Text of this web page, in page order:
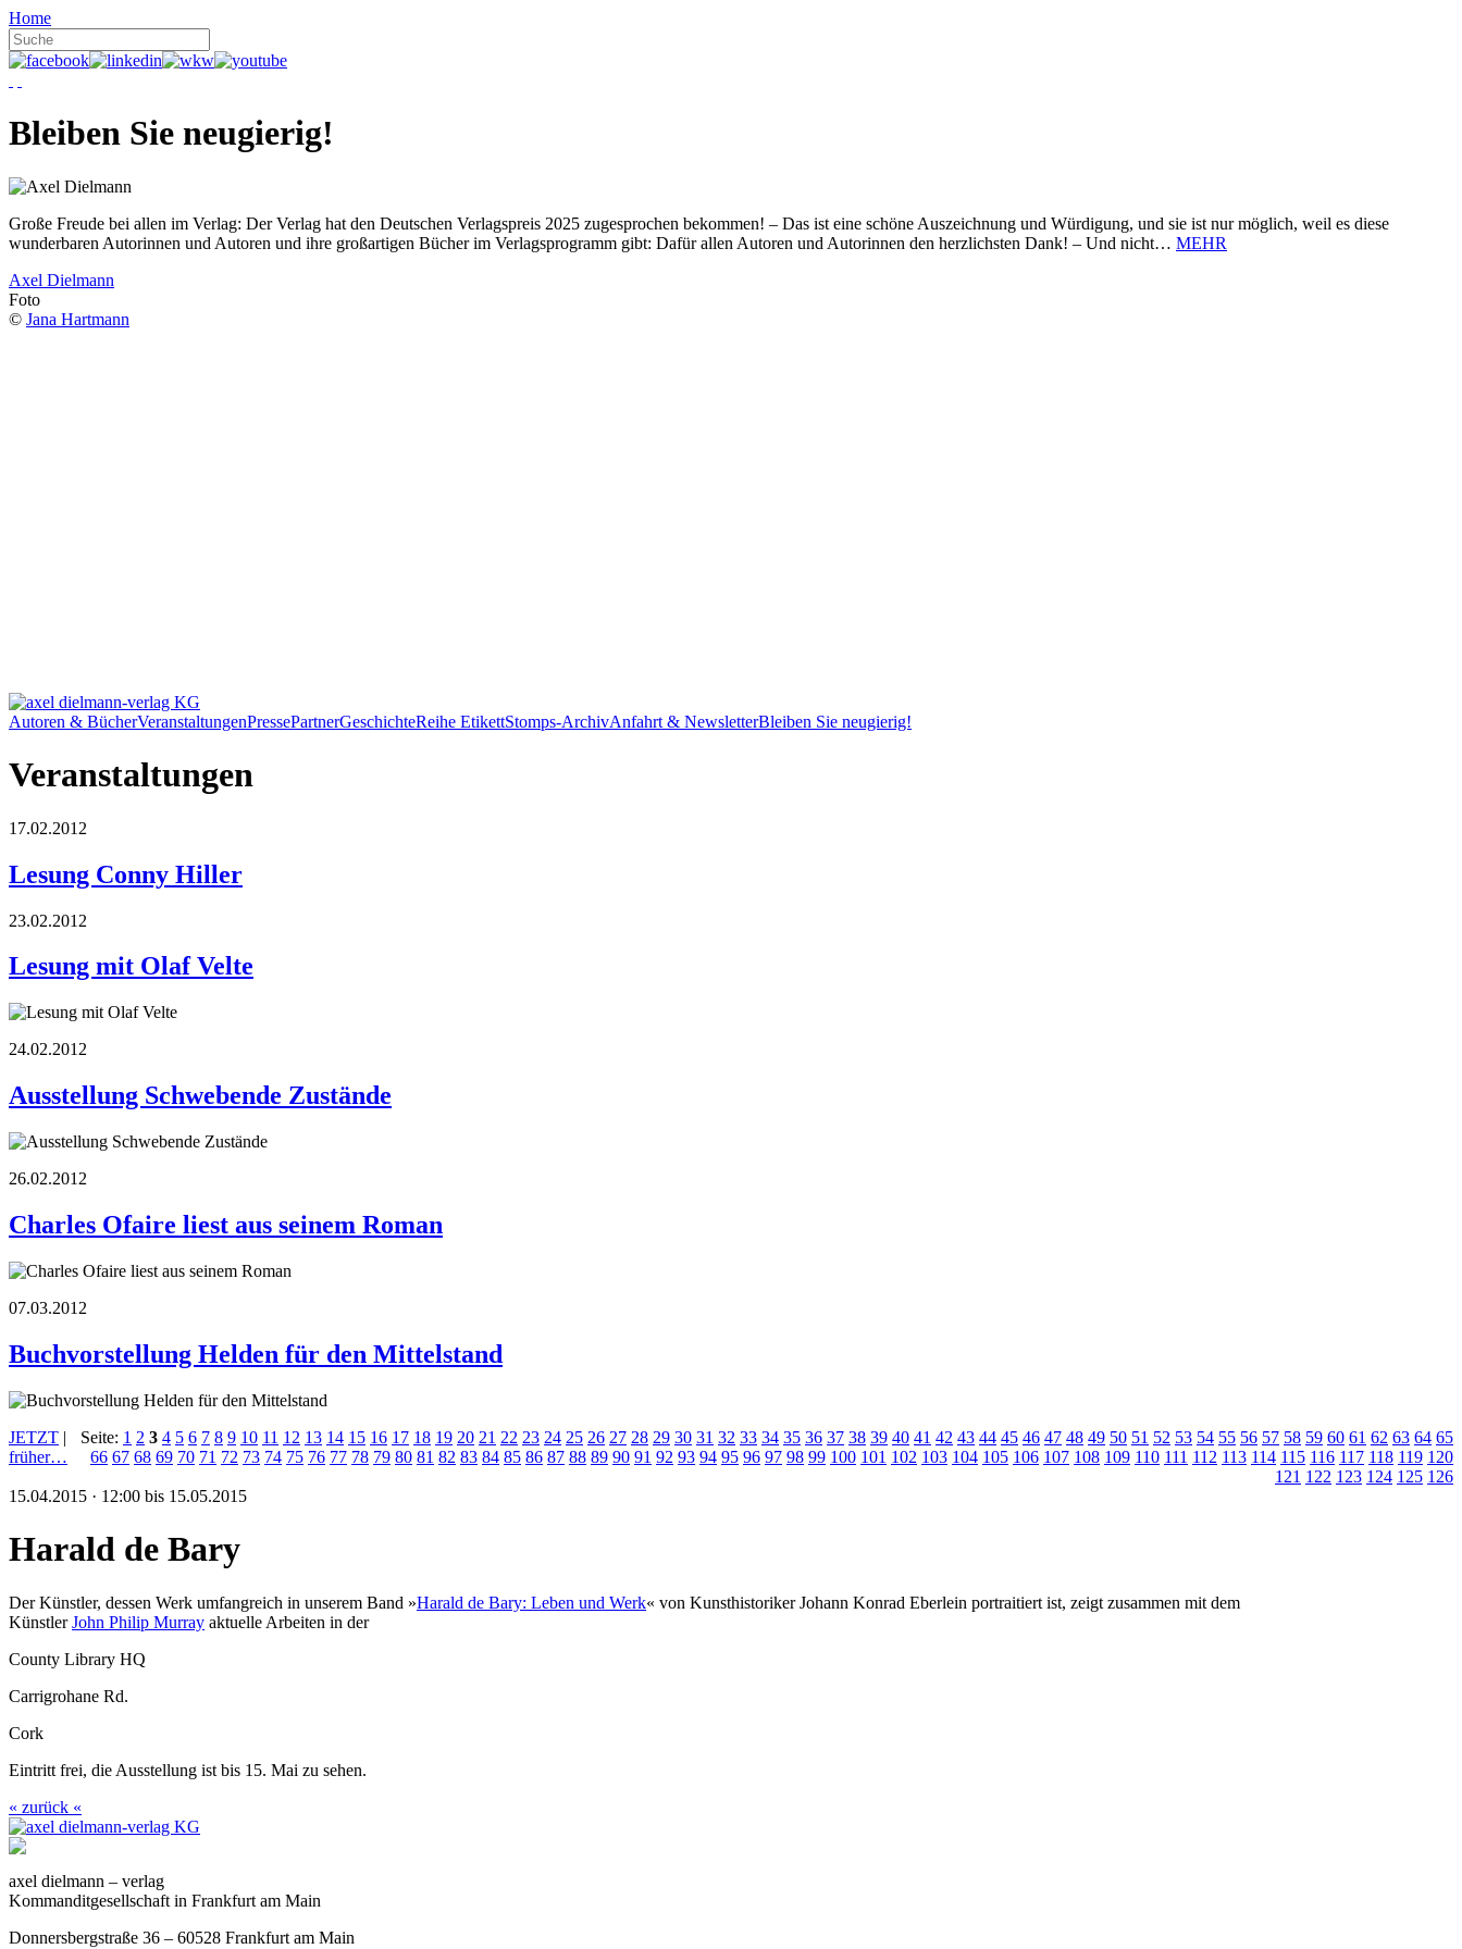
Home
Bleiben Sie neugierig!
Große Freude bei allen im Verlag: Der Verlag hat den Deutschen Verlagspreis 2025 zugesprochen bekommen! – Das ist eine schöne Auszeichnung und Würdigung, und sie ist nur möglich, weil es diese
wunderbaren Autorinnen und Autoren und ihre großartigen Bücher im Verlagsprogramm gibt: Dafür allen Autoren und Autorinnen den herzlichsten Dank! – Und nicht… MEHR
Axel Dielmann
Foto
© Jana Hartmann
Autoren & BücherVeranstaltungenPressePartnerGeschichteReihe EtikettStomps-ArchivAnfahrt & NewsletterBleiben Sie neugierig!
Veranstaltungen
17.02.2012
Lesung Conny Hiller
23.02.2012
Lesung mit Olaf Velte
24.02.2012
Ausstellung Schwebende Zustände
26.02.2012
Charles Ofaire liest aus seinem Roman
07.03.2012
Buchvorstellung Helden für den Mittelstand
JETZT |
früher…
Seite: 1 2 3 4 5 6 7 8 9 10 11 12 13 14 15 16 17 18 19 20 21 22 23 24 25 26 27 28 29 30 31 32 33 34 35 36 37 38 39 40 41 42 43 44 45 46 47 48 49 50 51 52 53 54 55 56 57 58 59 60 61 62 63 64 65
66 67 68 69 70 71 72 73 74 75 76 77 78 79 80 81 82 83 84 85 86 87 88 89 90 91 92 93 94 95 96 97 98 99 100 101 102 103 104 105 106 107 108 109 110 111 112 113 114 115 116 117 118 119 120
121 122 123 124 125 126
15.04.2015 · 12:00 bis 15.05.2015
Harald de Bary
Der Künstler, dessen Werk umfangreich in unserem Band »Harald de Bary: Leben und Werk« von Kunsthistoriker Johann Konrad Eberlein portraitiert ist, zeigt zusammen mit dem
KünstlerJohn Philip Murray aktuelle Arbeiten in der
County Library HQ
Carrigrohane Rd.
Cork
Eintritt frei, die Ausstellung ist bis 15. Mai zu sehen.
« zurück «
axel dielmann – verlag
Kommanditgesellschaft in Frankfurt am Main
Donnersbergstraße 36 – 60528 Frankfurt am Main